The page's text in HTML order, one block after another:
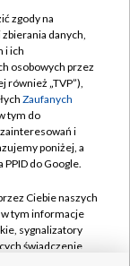
zgody na
danych,
i ich
osobowych przez
również „TVP”),
Zaufanych
tym do
i
poniżej, a
do Google.
Ciebie naszych
w tym informacje
sygnalizatory
świadczenie